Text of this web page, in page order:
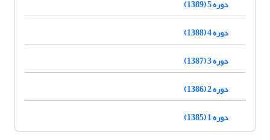
دوره 5 (1389)
دوره 4 (1388)
دوره 3 (1387)
دوره 2 (1386)
دوره 1 (1385)